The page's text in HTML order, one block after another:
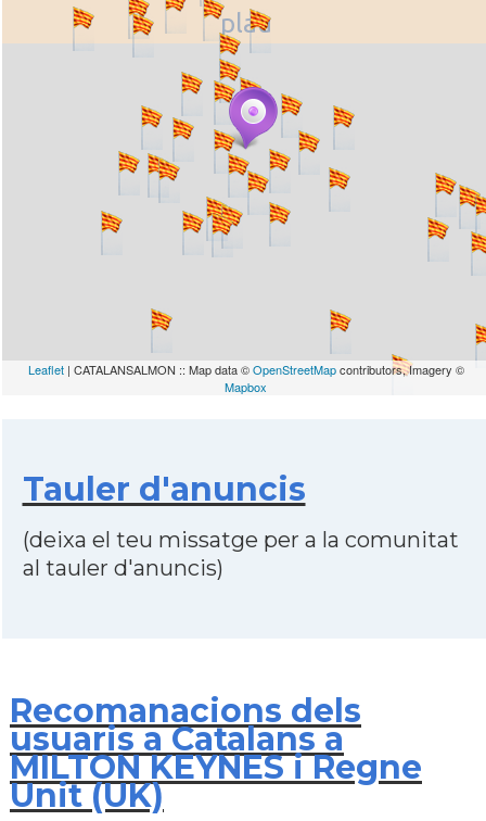
plau
Leaflet| CATALANSALMON :: Map data ©OpenStreetMapcontributors, Imagery ©
Mapbox
Tauler d'anuncis
(deixa el teu missatge per a la comunitat
al tauler d'anuncis)
Recomanacions dels
usuaris a Catalans a
MILTON KEYNES i Regne
Unit (UK)